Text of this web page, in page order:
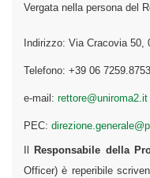
Vergata nella persona del
Indirizzo: Via Cracovia 50,
Telefono: +39 06 7259.8753
e-mail: rettore@uniroma2.it
PEC:
IlResponsabile della
Officer) è reperibile